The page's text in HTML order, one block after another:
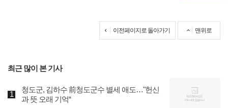
이전페이지로 돌아가기 맨위로
최근 많이 본 기사
청도군, 김하수 前청도군수 별세 애도…"헌신
과 뜻 오래 기억“